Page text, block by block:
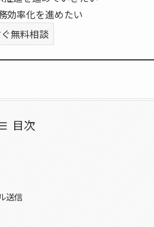
効率化を進めたい
無料相談
目次
送信